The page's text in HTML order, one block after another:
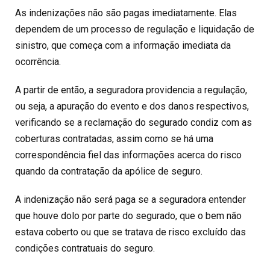
As indenizações não são pagas imediatamente. Elas
dependem de um processo de regulação e liquidação de
sinistro, que começa com a informação imediata da
ocorrência.
A partir de então, a seguradora providencia a regulação,
ou seja, a apuração do evento e dos danos respectivos,
verificando se a reclamação do segurado condiz com as
coberturas contratadas, assim como se há uma
correspondência fiel das informações acerca do risco
quando da contratação da apólice de seguro.
A indenização não será paga se a seguradora entender
que houve dolo por parte do segurado, que o bem não
estava coberto ou que se tratava de risco excluído das
condições contratuais do seguro.